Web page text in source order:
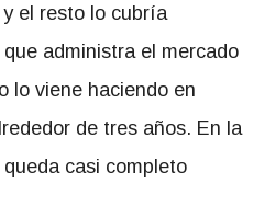
el resto lo cubría
administra el mercado
lo viene haciendo en
de tres años. En la
casi completo